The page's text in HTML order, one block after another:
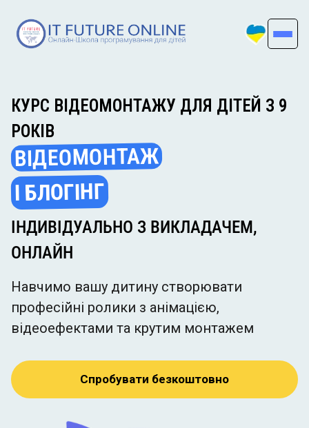
КУРС ВІДЕОМОНТАЖУ ДЛЯ ДІТЕЙ З 9
РОКІВ
ВІДЕОМОНТАЖ
І БЛОГІНГ
ІНДИВІДУАЛЬНО З ВИКЛАДАЧЕМ,
ОНЛАЙН
Навчимо вашу дитину створювати
професійні ролики з анімацією,
відеоефектами та крутим монтажем
Спробувати безкоштовно